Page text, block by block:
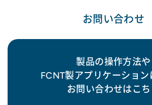
お問い合わせ
製品の操作方法や
FCNT製アプリケーション
お問い合わせはこち